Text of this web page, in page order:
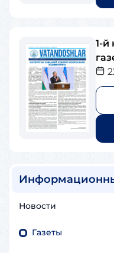
1-й
Новости
Газеты